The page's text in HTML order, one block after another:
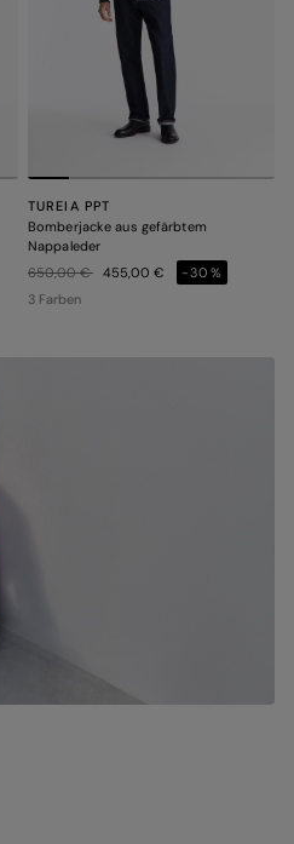
TUREIA PPT
Bomberjacke aus gefärbtem
Nappaleder
Preis reduziert von
650,00 €auf455,00 €
-30%
3 Farben